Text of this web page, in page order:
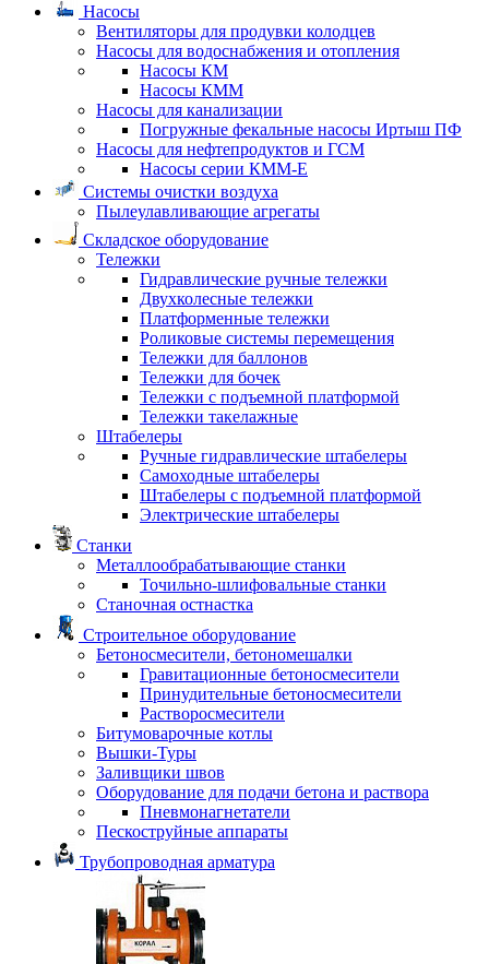
Насосы
Вентиляторы для продувки колодцев
Насосы для водоснабжения и отопления
Насосы КМ
Насосы КММ
Насосы для канализации
Погружные фекальные насосы Иртыш ПФ
Насосы для нефтепродуктов и ГСМ
Насосы серии КММ-Е
Системы очистки воздуха
Пылеулавливающие агрегаты
Складское оборудование
Тележки
Гидравлические ручные тележки
Двухколесные тележки
Платформенные тележки
Роликовые системы перемещения
Тележки для баллонов
Тележки для бочек
Тележки с подъемной платформой
Тележки такелажные
Штабелеры
Ручные гидравлические штабелеры
Самоходные штабелеры
Штабелеры с подъемной платформой
Электрические штабелеры
Станки
Металлообрабатывающие станки
Точильно-шлифовальные станки
Станочная остнастка
Строительное оборудование
Бетоносмесители, бетономешалки
Гравитационные бетоносмесители
Принудительные бетоносмесители
Растворосмесители
Битумоварочные котлы
Вышки-Туры
Заливщики швов
Оборудование для подачи бетона и раствора
Пневмонагнетатели
Пескоструйные аппараты
Трубопроводная арматура